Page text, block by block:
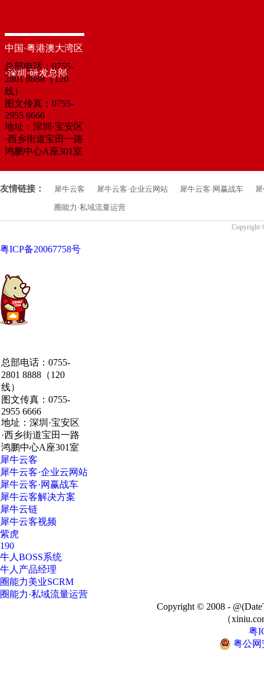
中国·粤港澳大湾区
·深圳·研发总部
总部电话：0755-
2801 8888（120
线）
图文传真：0755-
2955 6666
地址：深圳·宝安区
·西乡街道宝田一路
鸿鹏中心A座301室
友情链接： 犀牛云客 犀牛云客·企业云网站 犀牛云客·网赢战车
圈能力·私域流量运营
Copyright
粤ICP备20067758号
·深圳·研发总部
总部电话：0755-
2801 8888（120
线）
图文传真：0755-
2955 6666
地址：深圳·宝安区
·西乡街道宝田一路
鸿鹏中心A座301室
犀牛云客
犀牛云客·企业云网站
犀牛云客·网赢战车
犀牛云客解决方案
犀牛云链
犀牛云客视频
紫虎
190
牛人BOSS系统
牛人产品经理
圈能力美业SCRM
圈能力·私域流量运营
Copyright © 2008 -
（
粤
粤公网